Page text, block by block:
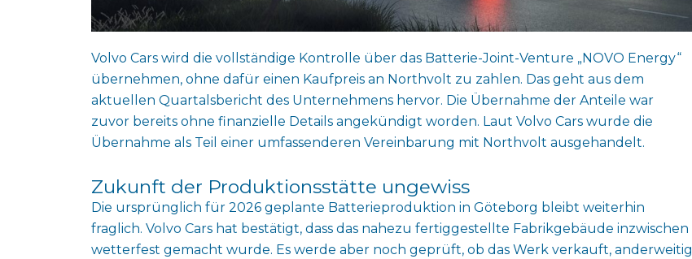
Volvo Cars wird die vollständige Kontrolle über das Batterie-Joint-Venture „NOVO Energy“
übernehmen, ohne dafür einen Kaufpreis an Northvolt zu zahlen. Das geht aus dem
aktuellen Quartalsbericht des Unternehmens hervor. Die Übernahme der Anteile war
zuvor bereits ohne finanzielle Details angekündigt worden. Laut Volvo Cars wurde die
Übernahme als Teil einer umfassenderen Vereinbarung mit Northvolt ausgehandelt.
Zukunft der Produktionsstätte ungewiss
Die ursprünglich für 2026 geplante Batterieproduktion in Göteborg bleibt weiterhin
fraglich. Volvo Cars hat bestätigt, dass das nahezu fertiggestellte Fabrikgebäude inzwischen
wetterfest gemacht wurde. Es werde aber noch geprüft, ob das Werk verkauft, anderweitig